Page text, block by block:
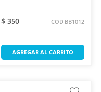
$ 350 COD BB1012
AGREGAR AL CARRITO